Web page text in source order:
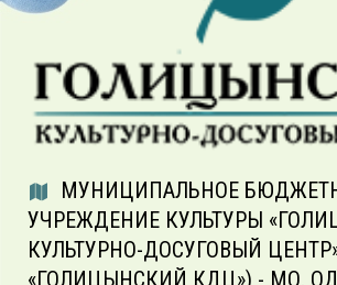
МУНИЦИПАЛЬНОЕ
УЧРЕЖДЕНИЕ КУЛЬТУРЫ
КУЛЬТУРНО-ДОСУГОВЫЙ
«ГОЛИЦЫНСКИЙ КДЦ») - МО,